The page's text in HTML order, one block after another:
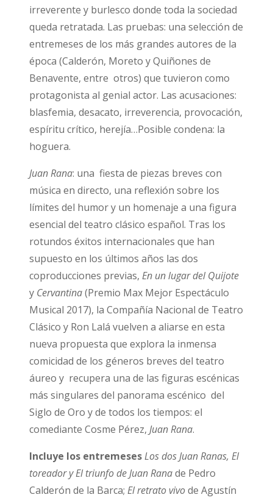
irreverente y burlesco donde toda la sociedad
queda retratada. Las pruebas: una selección de
entremeses de los más grandes autores de la
época (Calderón, Moreto y Quiñones de
Benavente, entre otros) que tuvieron como
protagonista al genial actor. Las acusaciones:
blasfemia, desacato, irreverencia, provocación,
espíritu crítico, herejía…Posible condena: la
hoguera.
Juan Rana: una fiesta de piezas breves con
música en directo, una reflexión sobre los
límites del humor y un homenaje a una figura
esencial del teatro clásico español. Tras los
rotundos éxitos internacionales que han
supuesto en los últimos años las dos
coproducciones previas, En un lugar del Quijote
y Cervantina(Premio Max Mejor Espectáculo
Musical 2017), la Compañía Nacional de Teatro
Clásico y Ron Lalá vuelven a aliarse en esta
nueva propuesta que explora la inmensa
comicidad de los géneros breves del teatro
áureo y recupera una de las figuras escénicas
más singulares del panorama escénico del
Siglo de Oro y de todos los tiempos: el
comediante Cosme Pérez, Juan Rana.
Incluye los entremesesLos dos Juan Ranas, El
toreador yEl triunfo de Juan Ranade Pedro
Calderón de la Barca; El retrato vivode Agustín